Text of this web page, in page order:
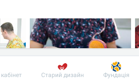
Пацієнту
Старий дизайн Фундація